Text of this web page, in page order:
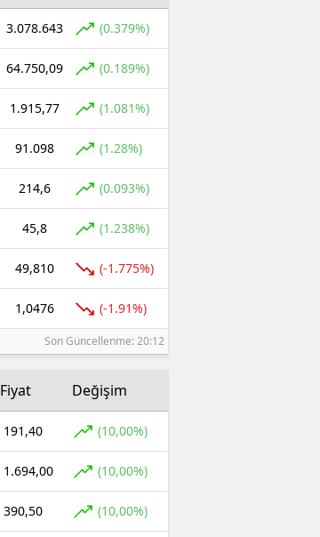
3.078.643 (0.379%)
64.750,09 (0.189%)
1.915,77 (1.081%)
91.098 (1.28%)
214,6 (0.093%)
45,8 (1.238%)
49,810 (-1.775%)
1,0476 (-1.91%)
Son Güncellenme: 20:12
Fiyat Değişim
191,40 (10,00%)
1.694,00 (10,00%)
390,50 (10,00%)